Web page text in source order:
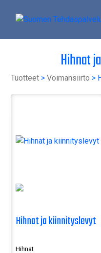
Hihnat
Tuotteet >Voimansiirto >
Hihnat ja kiinnityslevyt
Hihnat